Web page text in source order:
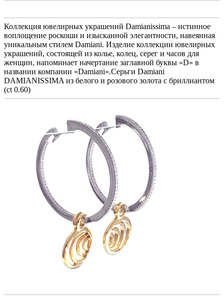
Коллекция ювелирных украшений Damianissima – истинное
воплощение роскоши и изысканной элегантности, навеянная
уникальным стилем Damiani. Изделие коллекции ювелирных
украшений, состоящей из колье, колец, серег и часов для
женщин, напоминает начертание заглавной буквы «D» в
названии компании «Damiani».Серьги Damiani
DAMIANISSIMA из белого и розового золота с бриллиантом
(ct 0.60)